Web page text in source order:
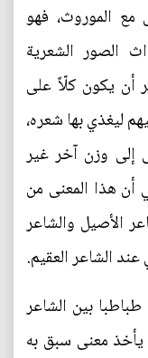
مع الموروث، فهو
الصور الشعرية
أن يكون كلّاً على
ليغذي بها شعره،
إلى وزن آخر غير
أن هذا المعنى من
الأصيل والشاعر
الشاعر العقيم.
بين الشاعر
يأخذ معنى سبق به